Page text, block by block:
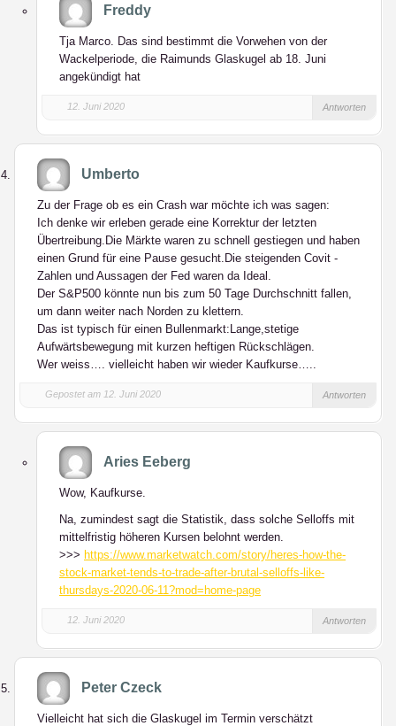
Freddy
Tja Marco. Das sind bestimmt die Vorwehen von der
Wackelperiode, die Raimunds Glaskugel ab 18. Juni
angekündigt hat
12. Juni 2020 Antworten
Umberto
Zu der Frage ob es ein Crash war möchte ich was sagen:
Ich denke wir erleben gerade eine Korrektur der letzten
Übertreibung.Die Märkte waren zu schnell gestiegen und haben
einen Grund für eine Pause gesucht.Die steigenden Covit -
Zahlen und Aussagen der Fed waren da Ideal.
Der S&P500 könnte nun bis zum 50 Tage Durchschnitt fallen,
um dann weiter nach Norden zu klettern.
Das ist typisch für einen Bullenmarkt:Lange,stetige
Aufwärtsbewegung mit kurzen heftigen Rückschlägen.
Wer weiss…. vielleicht haben wir wieder Kaufkurse…..
Gepostet am 12. Juni 2020 Antworten
Aries Eeberg
Wow, Kaufkurse.
Na, zumindest sagt die Statistik, dass solche Selloffs mit
mittelfristig höheren Kursen belohnt werden.
>>> https://www.marketwatch.com/story/heres-how-the-
stock-market-tends-to-trade-after-brutal-selloffs-like-
thursdays-2020-06-11?mod=home-page
12. Juni 2020 Antworten
Peter Czeck
Vielleicht hat sich die Glaskugel im Termin verschätzt